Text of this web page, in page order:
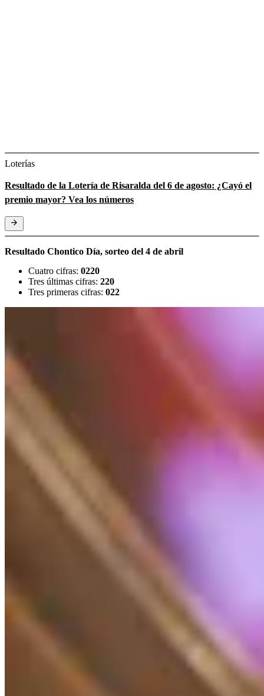
Loterías
Resultado de la Lotería de Risaralda del 6 de agosto: ¿Cayó el
premio mayor? Vea los números
Resultado Chontico Día, sorteo del 4 de abril
Cuatro cifras: 0220
Tres últimas cifras: 220
Tres primeras cifras: 022